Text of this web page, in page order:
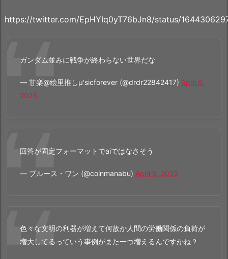
https://twitter.com/EpHYIq0yT76bJn8/status/
ガンダム並みに戦争が終わらない世界だな
— 甘楽@絵里推しμ'sicforever (@drdr22842417) April 8,
2023
回答が固定フォーマットでaiではなさそう
— ブルース・ワン (@coinmanabu) April 6, 2023
色々な文明の利器が増えて何故か人間の労働関係の負荷が
増大してるっていう事例がまた一つ増えるんですかね？